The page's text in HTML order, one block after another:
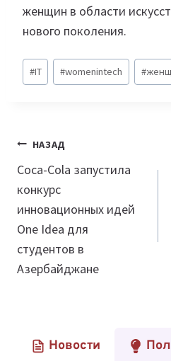
женщин в области
нового поколения.
Метки
записи:
#IT #womenintech #
Навигация
по
записям
НАЗАД
Coca-Cola запустила
конкурс
инновационных идей
One Idea для
студентов в
Азербайджане
Новости